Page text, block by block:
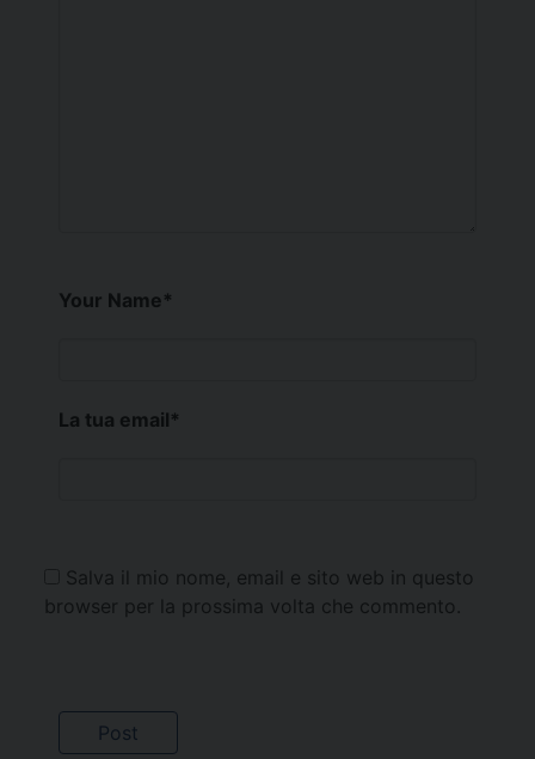
Your Name*
La tua email*
Salva il mio nome, email e sito web in questo
browser per la prossima volta che commento.